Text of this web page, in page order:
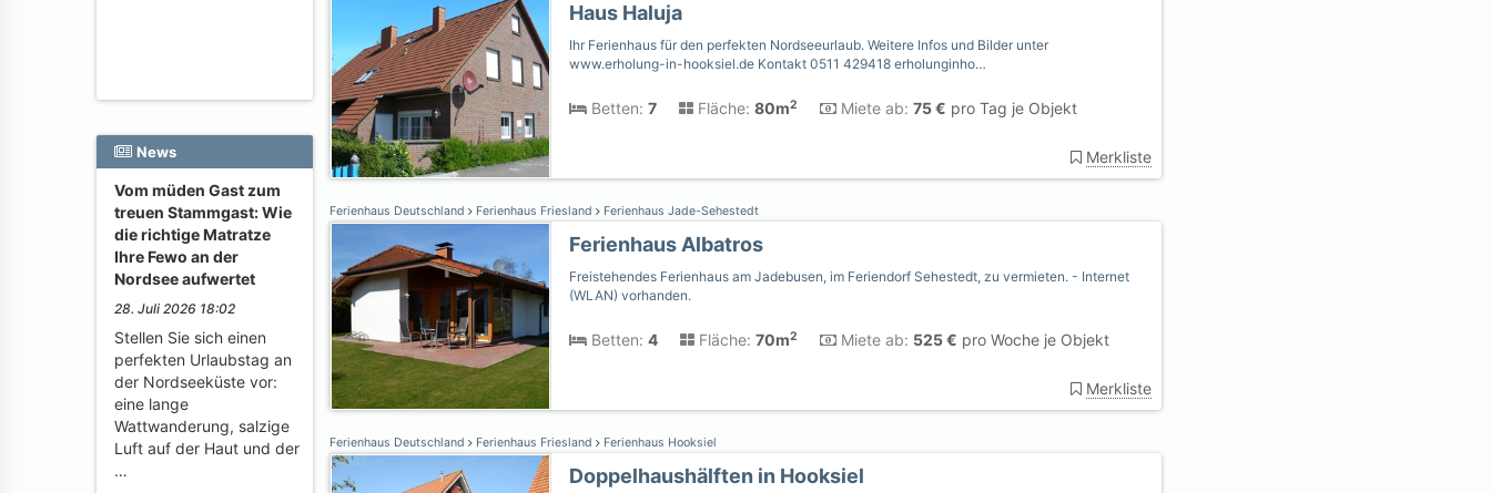
News
Vom müden Gast zum
treuen Stammgast: Wie
die richtige Matratze
Ihre Fewo an der
Nordsee aufwertet
28. Juli 2026 18:02
Stellen Sie sich einen
perfekten Urlaubstag an
der Nordseeküste vor:
eine lange
Wattwanderung, salzige
Luft auf der Haut und der
…
Haus Haluja
Ihr Ferienhaus für den perfekten Nordseeurlaub. Weitere Infos und Bilder unter
www.erholung-in-hooksiel.de Kontakt 0511 429418 erholunginho…
Betten: 7 Fläche: 80m2 Miete ab: 75 € pro Tag je Objekt
Merkliste
Ferienhaus Deutschland Ferienhaus Friesland Ferienhaus Jade-Sehestedt
Ferienhaus Albatros
Freistehendes Ferienhaus am Jadebusen, im Feriendorf Sehestedt, zu vermieten. - Internet
(WLAN) vorhanden.
Betten: 4 Fläche: 70m2 Miete ab: 525 € pro Woche je Objekt
Merkliste
Ferienhaus Deutschland Ferienhaus Friesland Ferienhaus Hooksiel
Doppelhaushälften in Hooksiel